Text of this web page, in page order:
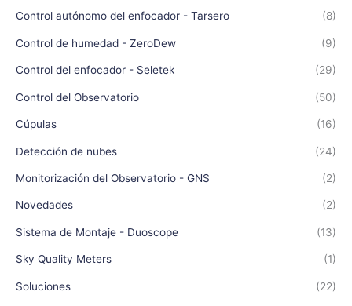
Control autónomo del enfocador - Tarsero (8)
Control de humedad - ZeroDew (9)
Control del enfocador - Seletek (29)
Control del Observatorio (50)
Cúpulas (16)
Detección de nubes (24)
Monitorización del Observatorio - GNS (2)
Novedades (2)
Sistema de Montaje - Duoscope (13)
Sky Quality Meters (1)
Soluciones (22)